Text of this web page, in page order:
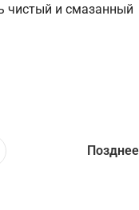
чистый и смазанный
Позднее